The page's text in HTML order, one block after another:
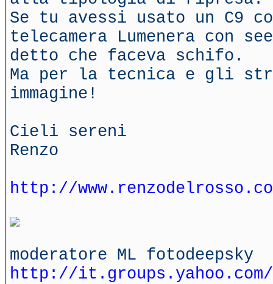
Se tu avessi usato un C9
telecamera Lumenera con
detto che faceva schifo.
Ma per la tecnica e gli
immagine!
Cieli sereni
Renzo
http://
moderatore ML fotodeepsky
http://it.groups.yahoo.com/